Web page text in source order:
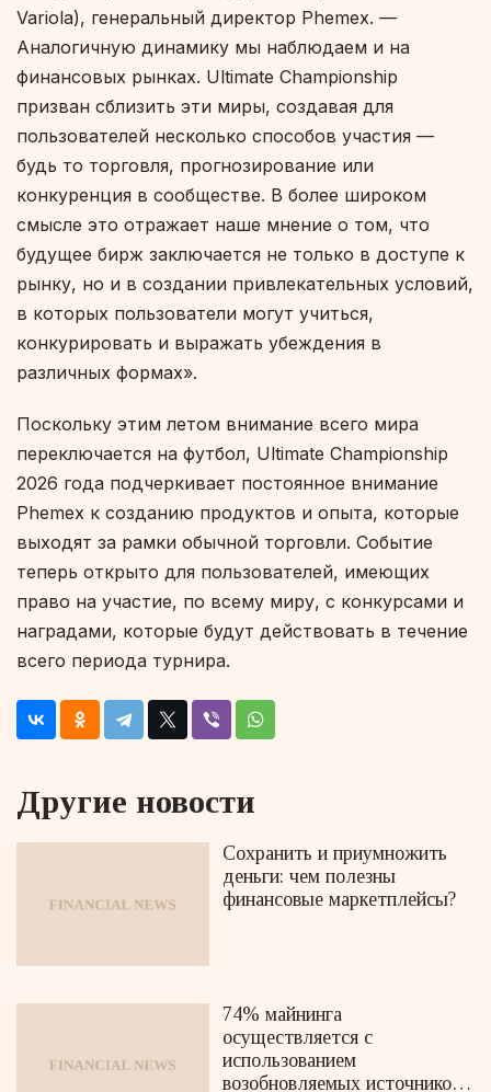
Variola), генеральный директор Phemex. —
Аналогичную динамику мы наблюдаем и на
финансовых рынках. Ultimate Championship
призван сблизить эти миры, создавая для
пользователей несколько способов участия —
будь то торговля, прогнозирование или
конкуренция в сообществе. В более широком
смысле это отражает наше мнение о том, что
будущее бирж заключается не только в доступе к
рынку, но и в создании привлекательных условий,
в которых пользователи могут учиться,
конкурировать и выражать убеждения в
различных формах».
Поскольку этим летом внимание всего мира
переключается на футбол, Ultimate Championship
2026 года подчеркивает постоянное внимание
Phemex к созданию продуктов и опыта, которые
выходят за рамки обычной торговли. Событие
теперь открыто для пользователей, имеющих
право на участие, по всему миру, с конкурсами и
наградами, которые будут действовать в течение
всего периода турнира.
Другие новости
Сохранить и приумножить
деньги: чем полезны
финансовые маркетплейсы?
74% майнинга
осуществляется с
использованием
возобновляемых источников